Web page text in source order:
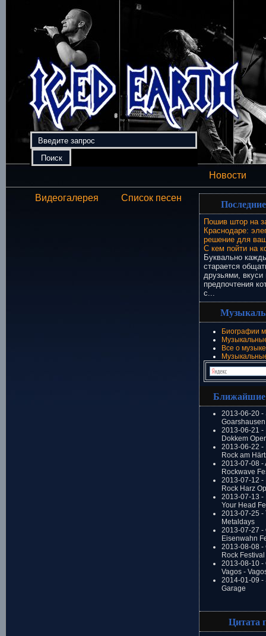
Новости
Видеогалерея Список песен
Пошив штор на
Краснодаре:
решение для
С кем пойти на
Буквально
старается
друзьями, вкуси
предпочтения
с...
Биографии
Все о музыке
2013-06-20 -
2013-06-21 -
Dokkem
2013-06-22 -
Rock am
2013-07-08 -
Rockwave
2013-07-12 -
Rock Harz
2013-07-13 -
Your Head
2013-07-25 -
Metaldays
2013-07-27 -
Eisenwahn
2013-08-08 -
Rock Festival
2013-08-10 -
Vagos -
2014-01-09 -
Garage
Цитата